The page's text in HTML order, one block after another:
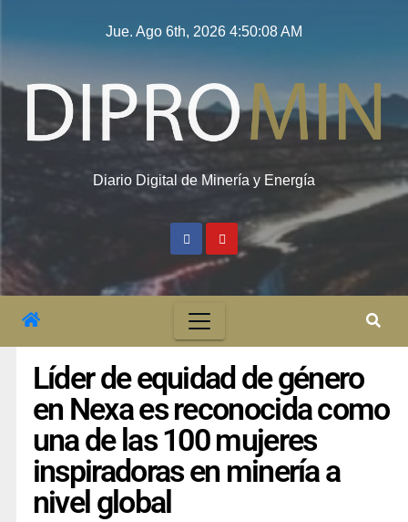
Jue. Ago 6th, 2026 4:50:09 AM
Diario Digital de Minería y Energía
Líder de equidad de género
en Nexa es reconocida como
una de las 100 mujeres
inspiradoras en minería a
nivel global